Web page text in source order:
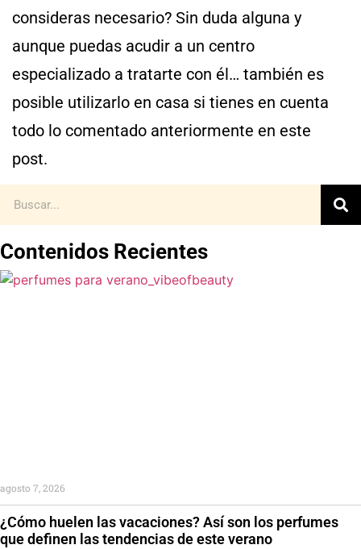
consideras necesario? Sin duda alguna y
aunque puedas acudir a un centro
especializado a tratarte con él… también es
posible utilizarlo en casa si tienes en cuenta
todo lo comentado anteriormente en este
post.
Contenidos Recientes
¿Cómo huelen las vacaciones? Así son los perfumes
que definen las tendencias de este verano
agosto 7, 2026